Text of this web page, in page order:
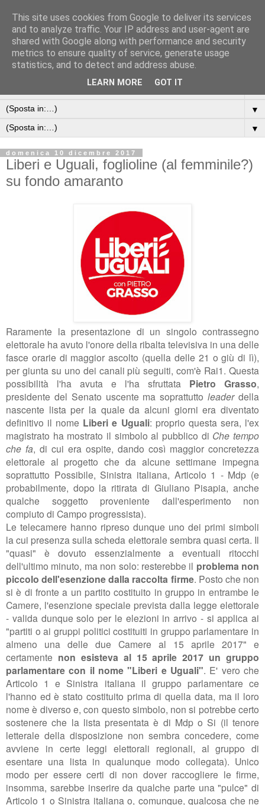
▼
▼
domenica 10 dicembre 2017
Liberi e Uguali, foglioline (al femminile?)
su fondo amaranto
Raramente la presentazione di un singolo contrassegno
elettorale ha avuto l'onore della ribalta televisiva in una delle
fasce orarie di maggior ascolto (quella delle 21 o giù di lì),
per giunta su uno dei canali più seguiti, com'è Rai1. Questa
possibilità l'ha avuta e l'ha sfruttata Pietro Grasso,
presidente del Senato uscente ma soprattuttoleaderdella
nascente lista per la quale da alcuni giorni era diventato
definitivo il nome Liberi e Uguali: proprio questa sera, l'ex
magistrato ha mostrato il simbolo al pubblico di Che tempo
che fa, di cui era ospite, dando così maggior concretezza
elettorale al progetto che da alcune settimane impegna
soprattutto Possibile, Sinistra italiana, Articolo 1 - Mdp (e
probabilmente, dopo la ritirata di Giuliano Pisapia, anche
qualche soggetto proveniente dall'esperimento non
compiuto di Campo progressista).
Le telecamere hanno ripreso dunque uno dei primi simboli
la cui presenza sulla scheda elettorale sembra quasi certa. Il
"quasi" è dovuto essenzialmente a eventuali ritocchi
dell'ultimo minuto, ma non solo: resterebbe il problema non
piccolo dell'esenzione dalla raccolta firme. Posto che non
si è di fronte a un partito costituito in gruppo in entrambe le
Camere, l'esenzione speciale prevista dalla legge elettorale
- valida dunque solo per le elezioni in arrivo - si applica ai
"partiti o ai gruppi politici costituiti in gruppo parlamentare in
almeno una delle due Camere al 15 aprile 2017" e
certamente non esisteva al 15 aprile 2017 un gruppo
parlamentare con il nome "Liberi e Uguali". E' vero che
Articolo 1 e Sinistra italiana il gruppo parlamentare ce
l'hanno ed è stato costituito prima di quella data, ma il loro
nome è diverso e, con questo simbolo, non si potrebbe certo
sostenere che la lista presentata è di Mdp o Si (il tenore
letterale della disposizione non sembra concedere, come
avviene in certe leggi elettorali regionali, al gruppo di
esentare una lista in qualunque modo collegata). Unico
modo per essere certi di non dover raccogliere le firme,
insomma, sarebbe inserire da qualche parte una "pulce" di
Articolo 1 o Sinistra italiana o, comunque, qualcosa che ne
This site uses cookies from Google to deliver its services
and to analyze traffic. Your IP address and user-agent are
shared with Google along with performance and security
metrics to ensure quality of service, generate usage
statistics, and to detect and address abuse.
LEARN MORE GOT IT